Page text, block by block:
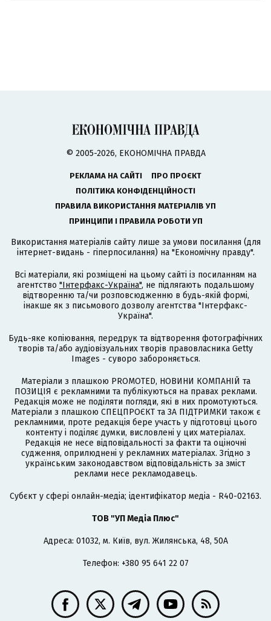
© 2005-2026, ЕКОНОМІЧНА ПРАВДА
РЕКЛАМА НА САЙТІ
ПРО ПРОЄКТ
ПОЛІТИКА КОНФІДЕНЦІЙНОСТІ
ПРАВИЛА ВИКОРИСТАННЯ МАТЕРІАЛІВ УП
ПРИНЦИПИ І ПРАВИЛА РОБОТИ УП
Використання матеріалів сайту лише за умови посилання (для
інтернет-видань - гіперпосилання) на "Економічну правду".
Всі матеріали, які розміщені на цьому сайті із посиланням на
агентство "Інтерфакс-Україна", не підлягають подальшому
відтворенню та/чи розповсюдженню в будь-якій формі,
інакше як з письмового дозволу агентства "Інтерфакс-
Україна".
Будь-яке копіювання, передрук та відтворення фотографічних
творів та/або аудіовізуальних творів правовласника Getty
Images - суворо забороняється.
Матеріали з плашкою PROMOTED, НОВИНИ КОМПАНІЙ та
ПОЗИЦІЯ є рекламними та публікуються на правах реклами.
Редакція може не поділяти погляди, які в них промотуються.
Матеріали з плашкою СПЕЦПРОЄКТ та ЗА ПІДТРИМКИ також є
рекламними, проте редакція бере участь у підготовці цього
контенту і поділяє думки, висловлені у цих матеріалах.
Редакція не несе відповідальності за факти та оціночні
судження, оприлюднені у рекламних матеріалах. Згідно з
українським законодавством відповідальність за зміст
реклами несе рекламодавець.
Cубєкт у сфері онлайн-медіа; ідентифікатор медіа - R40-02163.
ТОВ "УП Медіа Плюс"
Адреса: 01032, м. Київ, вул. Жилянська, 48, 50А
Телефон: +380 95 641 22 07